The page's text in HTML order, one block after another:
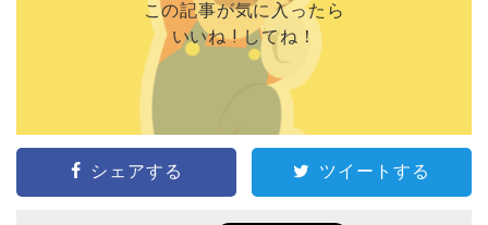
この記事が気に入ったら
いいね ! してね！
シェアする ツイートする